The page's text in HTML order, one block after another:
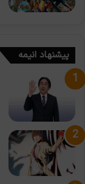
پیشنهاد انیمه